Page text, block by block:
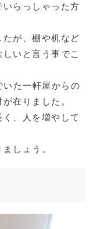
らっしゃった方
が、棚や机など
いと言う事でこ
た一軒屋からの
在りました。
、人を増やして
しょう。